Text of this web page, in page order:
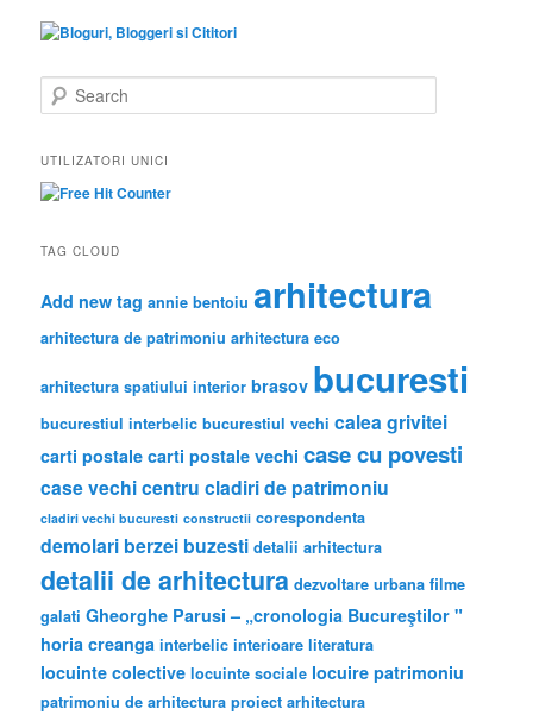
e
r
c
h
UTILIZATORI UNICI
TAG CLOUD
Add new tag annie bentoiu arhitectura
arhitectura de patrimoniu arhitectura eco
arhitectura spatiului interior brasov bucuresti
bucurestiul interbelic bucurestiul vechi calea grivitei
carti postale carti postale vechi case cu povesti
case vechicentru cladiri de patrimoniu
cladiri vechi bucuresti constructii corespondenta
demolari berzei buzesti detalii arhitectura
detalii de arhitectura dezvoltare urbana filme
galati Gheorghe Parusi – „cronologia Bucureştilor "
horia creanga interbelic interioare literatura
locuinte colective locuinte sociale locuire patrimoniu
patrimoniu de arhitectura proiect arhitectura